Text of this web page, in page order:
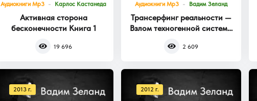
Аудиокниги Mp3 Карлос Кастанеда
Активная сторона
бесконечности Книга 1
19 696
Аудиокниги Mp3 Вадим Зеланд
Трансерфинг реальности —
Взлом техногенной системы
2 609
2013 г. 2012 г.